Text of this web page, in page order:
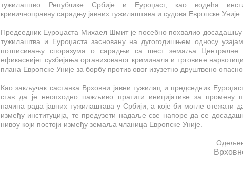
тужилаштво Републике Србије и Еуроџаст, као водећа
кривичноправну сарадњу јавних тужилаштава и судова Европске Уније.
Председник Еуроџаста Михаел Шмит је посебно похвалио досадашњу
тужилаштва и Еуроџаста засновану на дугогодишњем односу
потписивању споразума о сарадњи са шест земаља
ефикаснијег сузбијања организованог криминала и трговине
плана Европске Уније за борбу против овог изузетно друштвено
Као закључак састанка Врховни јавни тужилац и председник
став да је неопходно пажљиво пратити иницијативе за промену
начина рада јавних тужилаштава у Србији, а које би могле отежати
између институција, те предузети надаље све напоре да се
нивоу који постоји између земаља чланица Европске Уније.
Врховног јавног